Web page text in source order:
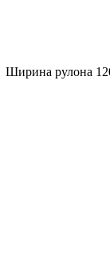
Ширина рулона